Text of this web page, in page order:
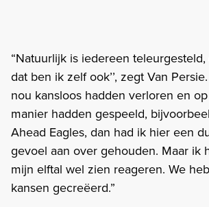
“Natuurlijk is iedereen
dat ben ik zelf ook’’, zegt Van
nou kansloos hadden verloren en
manier hadden gespeeld,
Ahead Eagles, dan had ik hier een
gevoel aan over gehouden. Maar ik
mijn elftal wel zien reageren. We
kansen gecreëerd.”